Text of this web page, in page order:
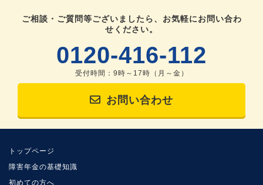
ご相談・ご質問等ございましたら、お気軽にお問い合わ
せください。
0120-416-112
受付時間：9時～17時（月～金）
お問い合わせ
トップページ
障害年金の基礎知識
初めての方へ